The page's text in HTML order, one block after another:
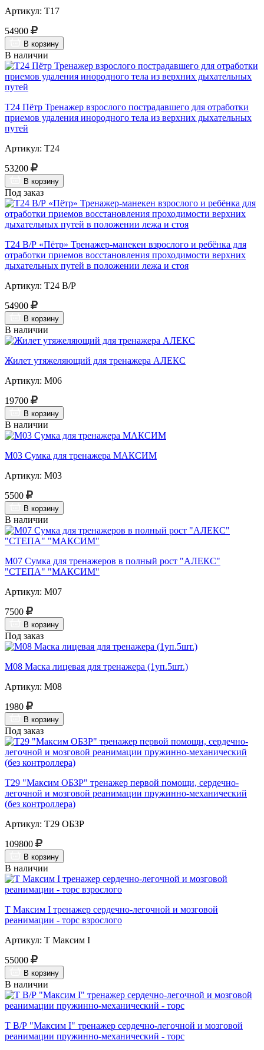
Артикул: Т17
54900
В корзину
В наличии
Т24 Пётр Тренажер взрослого пострадавшего для отработки
приемов удаления инородного тела из верхних дыхательных
путей
Артикул: Т24
53200
В корзину
Под заказ
Т24 В/Р «Пётр» Тренажер-манекен взрослого и ребёнка для
отработки приемов восстановления проходимости верхних
дыхательных путей в положении лежа и стоя
Артикул: Т24 В/Р
54900
В корзину
В наличии
Жилет утяжеляющий для тренажера АЛЕКС
Артикул: М06
19700
В корзину
В наличии
М03 Сумка для тренажера МАКСИМ
Артикул: М03
5500
В корзину
В наличии
М07 Сумка для тренажеров в полный рост "АЛЕКС"
"СТЕПА" "МАКСИМ"
Артикул: М07
7500
В корзину
Под заказ
М08 Маска лицевая для тренажера (1уп.5шт.)
Артикул: М08
1980
В корзину
Под заказ
Т29 "Максим ОБЗР" тренажер первой помощи, сердечно-
легочной и мозговой реанимации пружинно-механический
(без контроллера)
Артикул: Т29 ОБЗР
109800
В корзину
В наличии
Т Максим I тренажер сердечно-легочной и мозговой
реанимации - торс взрослого
Артикул: Т Максим I
55000
В корзину
В наличии
Т В/Р "Максим I" тренажер сердечно-легочной и мозговой
реанимации пружинно-механический - торс